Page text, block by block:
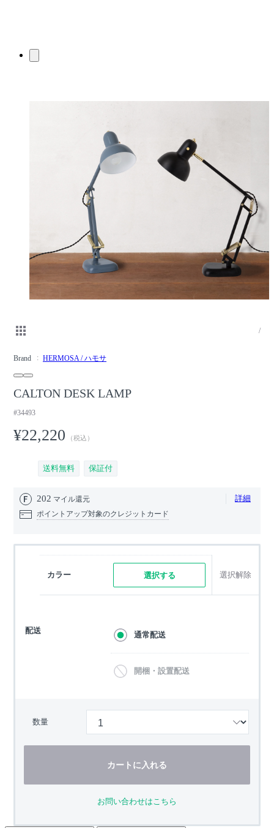
/
Brand HERMOSA / ハモサ
CALTON DESK LAMP
#34493
¥22,220 （税込）
送料無料 保証付
202 マイル還元 詳細
ポイントアップ対象のクレジットカード
カラー 選択する 選択解除
配送 通常配送
開梱・設置配送
数量
カートに入れる
お問い合わせはこちら